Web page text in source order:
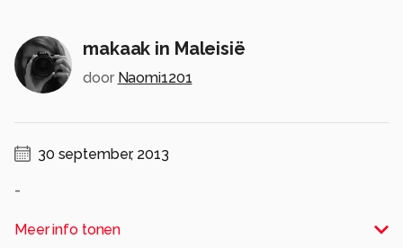
makaak in Maleisië
door Naomi1201
30 september, 2013
-
Alle rechten voorbehouden
Meer info tonen